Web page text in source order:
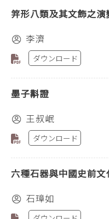
笄形八類及其文飾之演
李濟
ダウンロード
墨子斠證
王叔岷
ダウンロード
六種石器與中國史前文
石璋如